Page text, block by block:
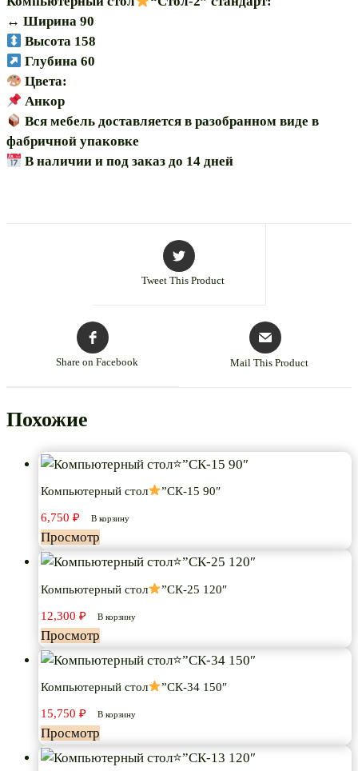
↔️ Ширина 90
Высота 158
Глубина 60
Цвета:
Анкор
Вся мебель доставляется в разобранном виде в
фабричной упаковке
В наличии и под заказ до 14 дней
Tweet This Product
Share on Facebook Mail This Product
Похожие
Компьютерный стол ”СК-15 90″
6,750 ₽ В корзину
Просмотр
Компьютерный стол ”СК-25 120″
12,300 ₽ В корзину
Просмотр
Компьютерный стол ”СК-34 150″
15,750 ₽ В корзину
Просмотр